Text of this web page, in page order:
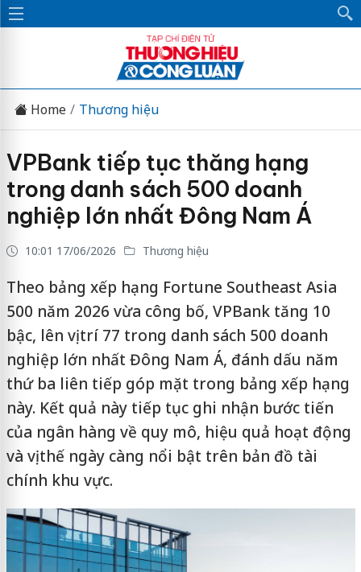
Home Thương hiệu
VPBank tiếp tục thăng hạng
trong danh sách 500 doanh
nghiệp lớn nhất Đông Nam Á
10:01 17/06/2026 Thương hiệu
Theo bảng xếp hạng Fortune Southeast Asia
500 năm 2026 vừa công bố, VPBank tăng 10
bậc, lên vị trí 77 trong danh sách 500 doanh
nghiệp lớn nhất Đông Nam Á, đánh dấu năm
thứ ba liên tiếp góp mặt trong bảng xếp hạng
này. Kết quả này tiếp tục ghi nhận bước tiến
của ngân hàng về quy mô, hiệu quả hoạt động
và vị thế ngày càng nổi bật trên bản đồ tài
chính khu vực.